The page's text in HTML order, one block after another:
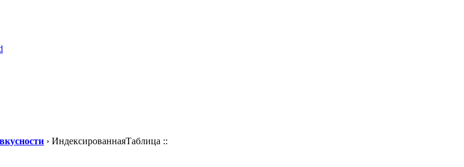
› ИндексированнаяТаблица ::